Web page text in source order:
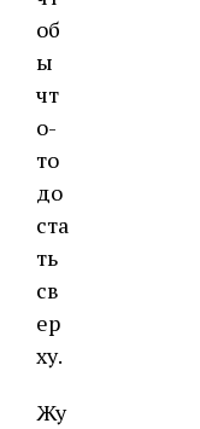
об
ы
чт
о-
то
до
ста
ть
св
ер
ху.
Жу